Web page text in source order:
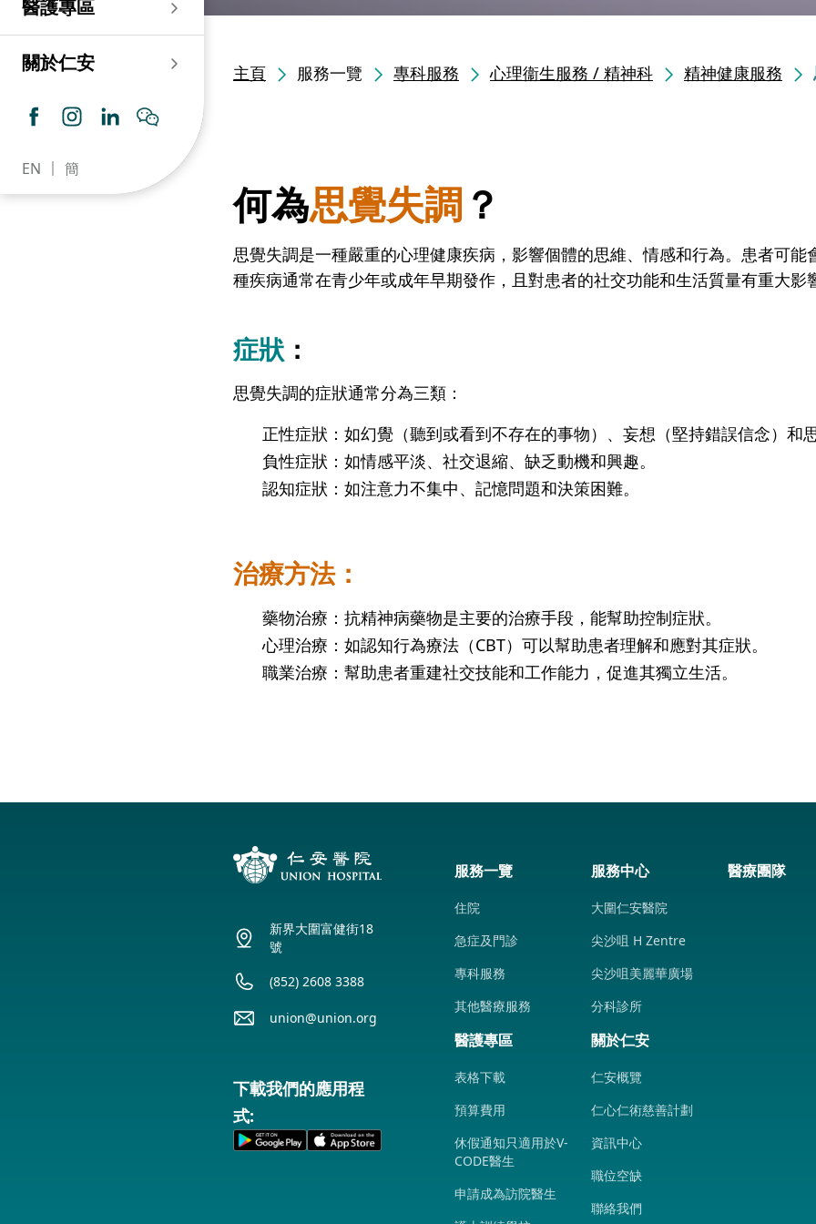
老人科
血液及血液腫瘤科
感染及傳染病科
耳鼻喉科
兒科
心理衛生服務 / 精神科
傷口及造口專科護理服
務
藥房​
仁安心臟中心
內分泌及糖尿專科診
仁安眼科中心
醫護專區
關於仁安
EN 簡
主頁 服務一覽 專科服務 心理衞生服務 / 精神科 精神健康服務
何為思覺失調 ？
思覺失調是一種嚴重的心理健康疾病，影響個體的思維、情感和行為。患者可
種疾病通常在青少年或成年早期發作，且對患者的社交功能和生活質量有重大影
症狀 ：
思覺失調的症狀通常分為三類：
正性症狀：如幻覺（聽到或看到不存在的事物）、妄想（堅持錯誤信念）和思
負性症狀：如情感平淡、社交退縮、缺乏動機和興趣。
認知症狀：如注意力不集中、記憶問題和決策困難。
治療方法：
藥物治療：抗精神病藥物是主要的治療手段，能幫助控制症狀。
心理治療：如認知行為療法（CBT）可以幫助患者理解和應對其症狀。
職業治療：幫助患者重建社交技能和工作能力，促進其獨立生活。
新界大圍富健街18
號
(852) 2608 3388
union@union.org
下載我們的應用程
式:
服務一覽
住院
急症及門診
專科服務
其他醫療服務
服務中心
大圍仁安醫院
尖沙咀 H Zentre
尖沙咀美麗華廣場
分科診所
醫療團隊
醫護專區
表格下載
預算費用
休假通知只適用於V-
CODE醫生
申請成為訪院醫生
關於仁安
仁安概覽
仁心仁術慈善計劃
資訊中心
職位空缺
聯絡我們